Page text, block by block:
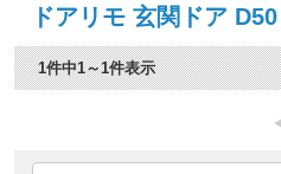
ドアリモ 玄関ドア
1件中1～1件表示